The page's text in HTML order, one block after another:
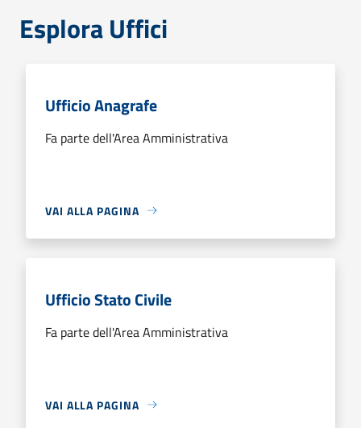
Esplora Uffici
Ufficio Anagrafe
Fa parte dell'Area Amministrativa
VAI ALLA PAGINA
Ufficio Stato Civile
Fa parte dell'Area Amministrativa
VAI ALLA PAGINA